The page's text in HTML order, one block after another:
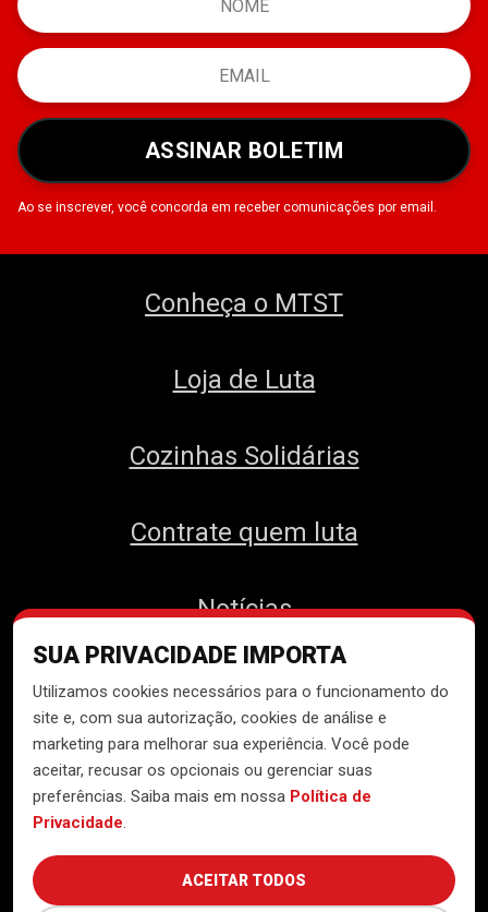
SUA PRIVACIDADE IMPORTA
Utilizamos cookies necessários para o funcionamento do
site e, com sua autorização, cookies de análise e
marketing para melhorar sua experiência. Você pode
aceitar, recusar os opcionais ou gerenciar suas
preferências. Saiba mais em nossa Política de
Privacidade.
ACEITAR TODOS
ASSINAR BOLETIM
Ao se inscrever, você concorda em receber comunicações por email.
Conheça o MTST
Loja de Luta
Cozinhas Solidárias
Contrate quem luta
Notícias
Contato
Desenvolvido peloNúcleo de
Tecnologia do MTST